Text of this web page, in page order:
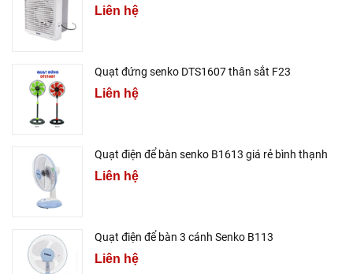
Liên hệ
Quạt đứng senko DTS1607 thân sắt F23
Liên hệ
Quạt điện để bàn senko B1613 giá rẻ bình thạnh
Liên hệ
Quạt điện để bàn 3 cánh Senko B113
Liên hệ